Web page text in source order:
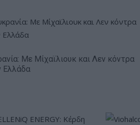
Με Μίχαϊλιουκ και Λεν κόντρα
Ελλάδα